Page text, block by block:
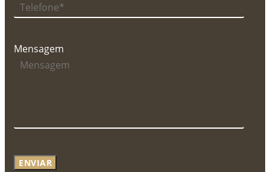
Mensagem
ENVIAR